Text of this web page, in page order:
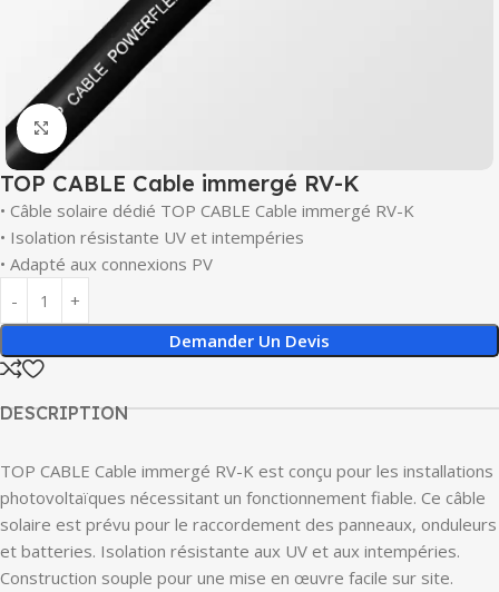
Click to enlarge
TOP CABLE Cable immergé RV-K
• Câble solaire dédié TOP CABLE Cable immergé RV-K
• Isolation résistante UV et intempéries
• Adapté aux connexions PV
Demander Un Devis
DESCRIPTION
TOP CABLE Cable immergé RV-K est conçu pour les installations
photovoltaïques nécessitant un fonctionnement fiable. Ce câble
solaire est prévu pour le raccordement des panneaux, onduleurs
et batteries. Isolation résistante aux UV et aux intempéries.
Construction souple pour une mise en œuvre facile sur site.